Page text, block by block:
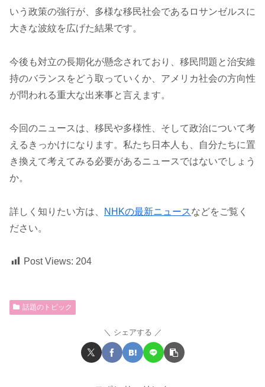
いう政策の強行が、多様な移民社会であるロサンゼルスに
大きな波紋を広げた結果です。
今後も対立の長期化が懸念されており、移民問題と治安維
持のバランスをどう取っていくか、アメリカ社会の方向性
が問われる重大な出来事と言えます。
今回のニュースは、移民や多様性、そして政治について考
えるきっかけになります。私たち日本人も、自分たちに置
き換えて考えてみる必要があるニュースではないでしょう
か。
詳しく知りたい方は、 NHKの最新ニュースなどをご覧く
ださい。
Post Views: 204
話題のトピック
シェアする